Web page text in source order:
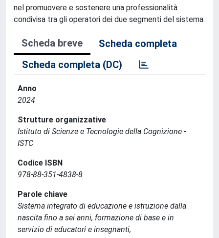
nel promuovere e sostenere una professionalità
condivisa tra gli operatori dei due segmenti del sistema.
Scheda breve
Scheda completa
Scheda completa (DC)
Anno
2024
Strutture organizzative
Istituto di Scienze e Tecnologie della Cognizione -
ISTC
Codice ISBN
978-88-351-4838-8
Parole chiave
Sistema integrato di educazione e istruzione dalla
nascita fino a sei anni, formazione di base e in
servizio di educatori e insegnanti,